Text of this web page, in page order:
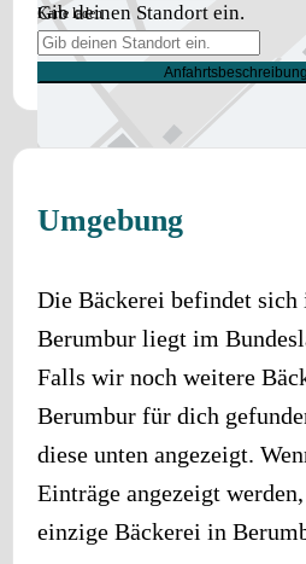
Karte laden
Gib deinen Standort ein.
Umgebung
Die Bäckerei befindet sich
Berumbur liegt im
Falls wir noch weitere
Berumbur für dich
diese unten angezeigt.
Einträge angezeigt
einzige Bäckerei in